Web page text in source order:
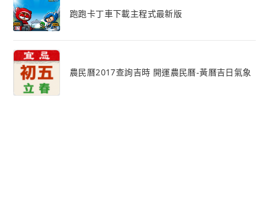
跑跑卡丁車下載主程式最新版
農民曆2017查詢吉時 開運農民曆-黃曆吉日氣象